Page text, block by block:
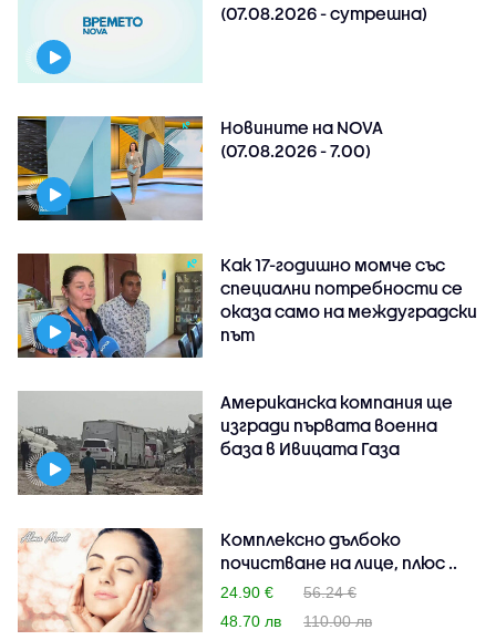
(07.08.2026 - сутрешна)
Новините на NOVA
(07.08.2026 - 7.00)
Как 17-годишно момче със
специални потребности се
оказа само на междуградски
път
Американска компания ще
изгради първата военна
база в Ивицата Газа
Комплексно дълбоко
почистване на лице, плюс ..
24.90 €
56.24 €
48.70 лв
110.00 лв